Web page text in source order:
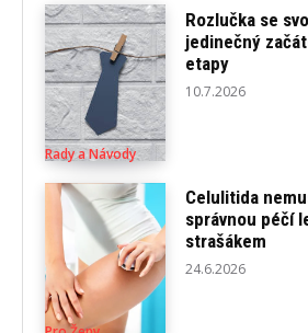
Rady a Návody
Rozlučka se
jedinečný
etapy
10.7.2026
Celulitida
správnou péčí
strašákem
24.6.2026